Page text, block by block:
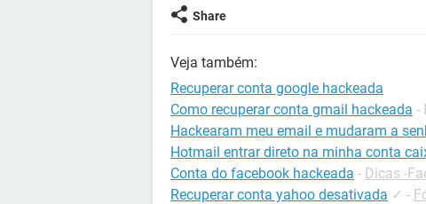
Share
Veja também:
Recuperar conta google hackeada
Como recuperar conta gmail hackeada -
Hackearam meu email e mudaram a
Hotmail entrar direto na minha conta
Conta do facebook hackeada - Dicas -
Recuperar conta yahoo desativada ✓ -